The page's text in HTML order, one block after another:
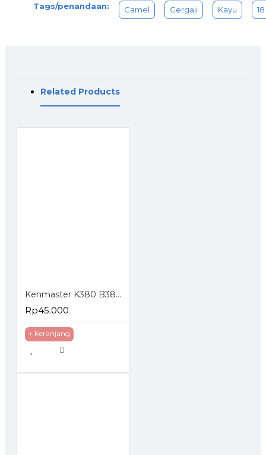
Tags/penandaan: Camel Gergaji Kayu 18
Related Products
Kenmaster K380 B380 Tool Box Kotak Perkakas
Rp45.000
+ Keranjang